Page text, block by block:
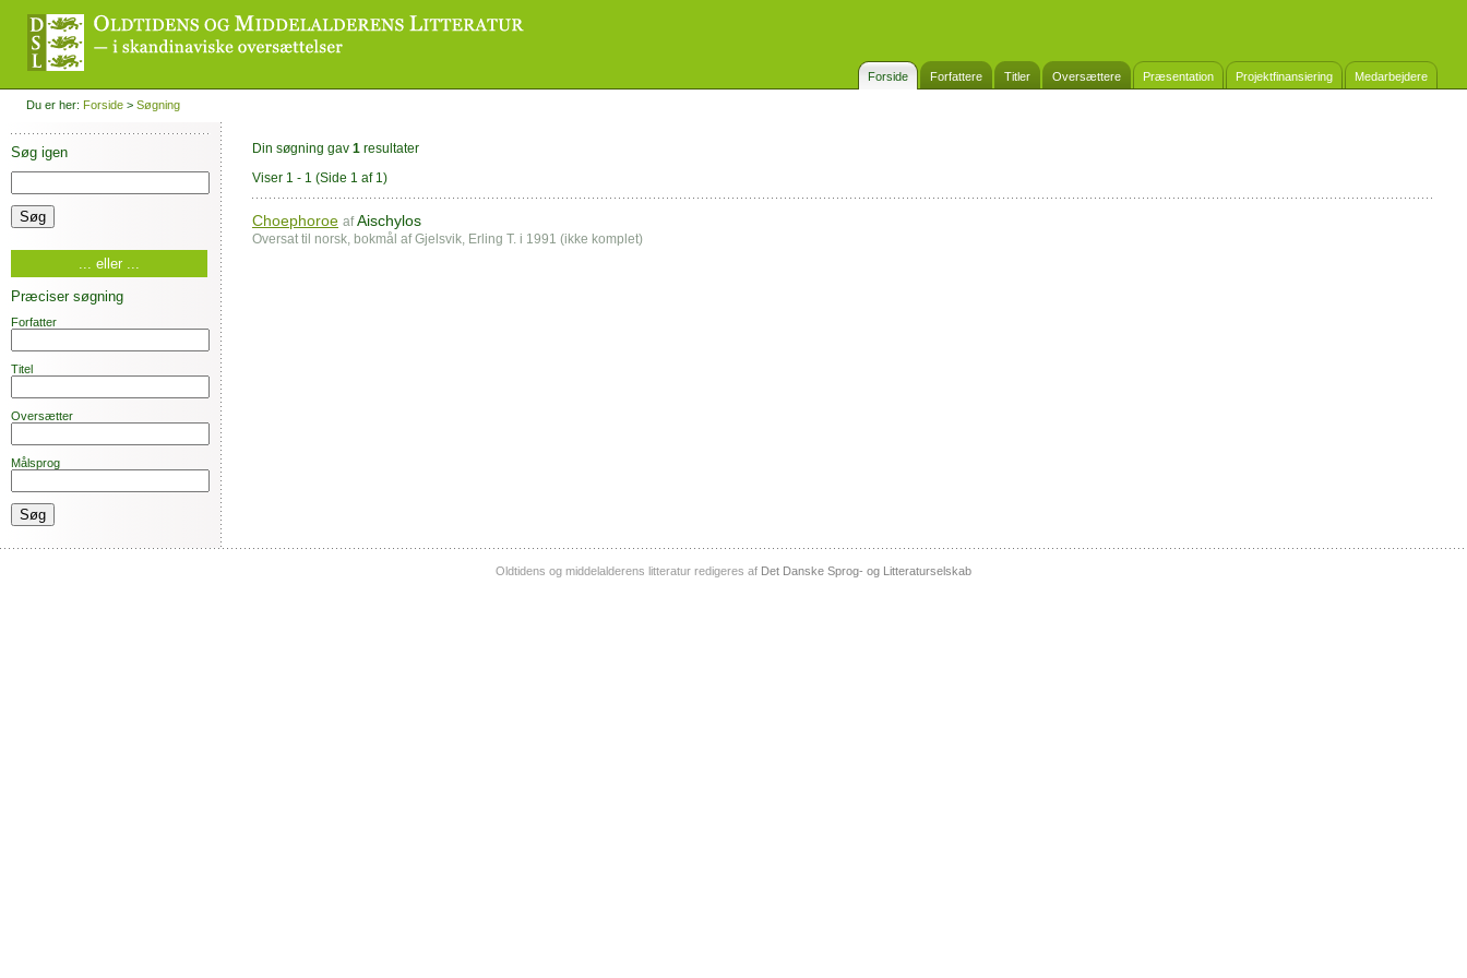
Forside Forfattere Titler Oversættere Præsentation Projektfinansiering Medarbejdere
Du er her: Forside > Søgning
Søg igen
... eller ...
Præciser søgning
Forfatter
Titel
Oversætter
Målsprog
Din søgning gav 1 resultater
Viser 1 - 1 (Side 1 af 1)
Choephoroe afAischylos
Oversat til norsk, bokmål af Gjelsvik, Erling T. i 1991 (ikke komplet)
Oldtidens og middelalderens litteratur redigeres af Det Danske Sprog- og Litteraturselskab